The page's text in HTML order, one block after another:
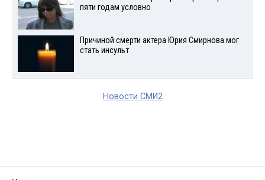
пяти годам условно
Причиной смерти актера Юрия Смирнова мог
стать инсульт
Новости СМИ2